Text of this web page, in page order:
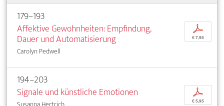
179–193
Affektive Gewohnheiten: Empfindung,
Dauer und Automatisierung
Carolyn Pedwell
p
€ 7,95
194–203
Signale und künstliche Emotionen
p
€ 5,95